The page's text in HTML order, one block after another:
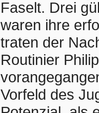
Faselt. Drei
waren ihre
traten der
Routinier
Vorfeld des